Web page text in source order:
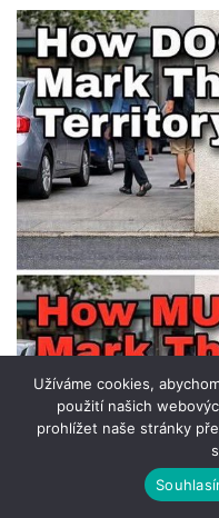
Užíváme cookies,
použití našich
prohlížet naše stránky